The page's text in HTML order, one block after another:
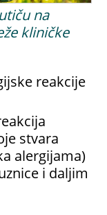
na
kliničke
reakcije
stvara
alergijama)
i daljim